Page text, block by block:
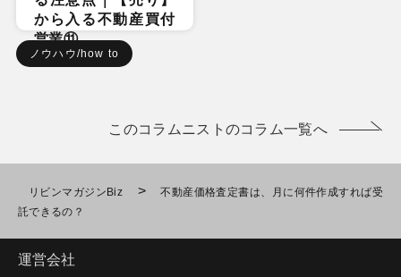
から入る不動産買付
営業⑪
ノウハウ/how to
このコラムニストのコラム一覧へ
リビンマガジンBiz >
不動産価格査定書は、月に何件作成すれば受
託できるの？
運営会社